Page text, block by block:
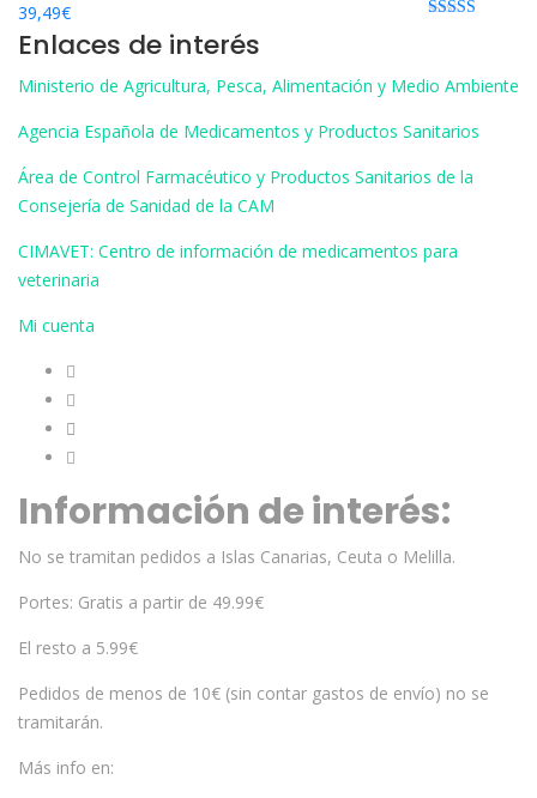
39,49€
Enlaces de interés
Ministerio de Agricultura, Pesca, Alimentación y Medio Ambiente
Agencia Española de Medicamentos y Productos Sanitarios
Área de Control Farmacéutico y Productos Sanitarios de la
Consejería de Sanidad de la CAM
CIMAVET: Centro de información de medicamentos para
veterinaria
Mi cuenta
Información de interés:
No se tramitan pedidos a Islas Canarias, Ceuta o Melilla.
Portes: Gratis a partir de 49.99€
El resto a 5.99€
Pedidos de menos de 10€ (sin contar gastos de envío) no se
tramitarán.
Más info en: